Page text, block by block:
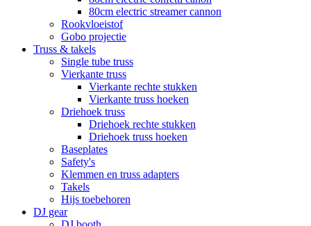
80cm electric streamer cannon
Rookvloeistof
Gobo projectie
Truss & takels
Single tube truss
Vierkante truss
Vierkante rechte stukken
Vierkante truss hoeken
Driehoek truss
Driehoek rechte stukken
Driehoek truss hoeken
Baseplates
Safety's
Klemmen en truss adapters
Takels
Hijs toebehoren
DJ gear